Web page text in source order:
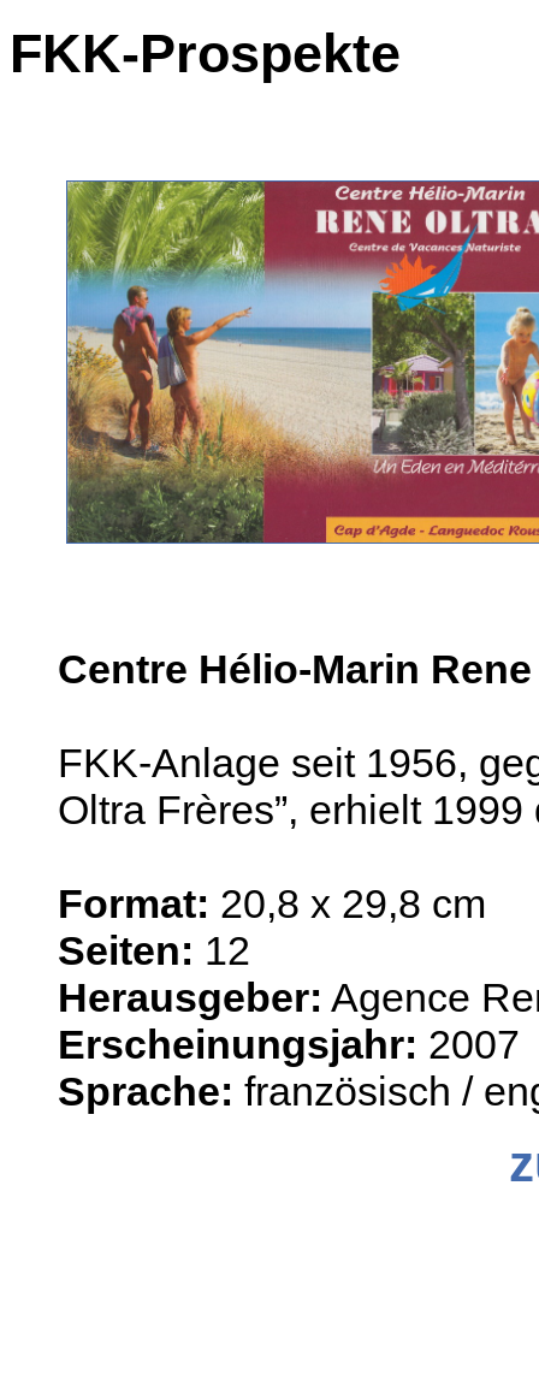
FKK-Prospekte
Centre Hélio-Marin
FKK-Anlage seit 1956,
Oltra Frères”, erhielt
Format: 20,8 x 29,8 cm
Seiten: 12
Herausgeber: Agence
Erscheinungsjahr: 2007
Sprache: französisch /